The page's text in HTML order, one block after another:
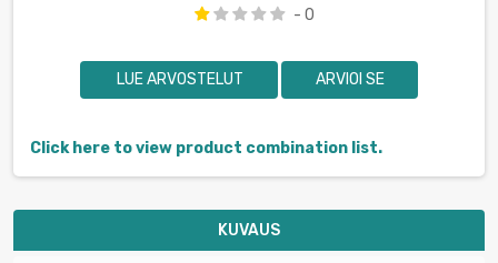
- 0
LUE ARVOSTELUT ARVIOI SE
Click here to view product combination list.
KUVAUS